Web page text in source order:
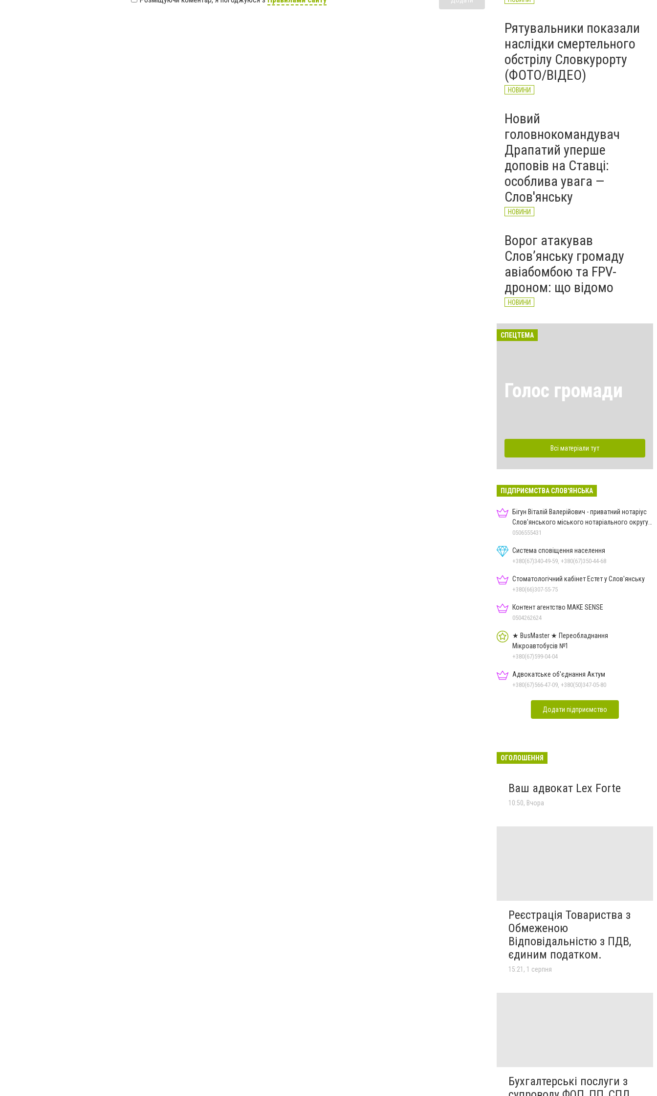
Рятувальники показали
наслідки смертельного
обстрілу Словкурорту
(ФОТО/ВІДЕО)
НОВИНИ
Новий
головнокомандувач
Драпатий уперше
доповів на Ставці:
особлива увага —
Слов'янську
НОВИНИ
Ворог атакував
Слов’янську громаду
авіабомбою та FPV-
дроном: що відомо
НОВИНИ
СПЕЦТЕМА
Голос громади
Всі матеріали тут
ПІДПРИЄМСТВА СЛОВ'ЯНСЬКА
Бігун Віталій Валерійович - приватний нотаріус
Слов'янського міського нотаріального округу
Дон.обл.
0506555431
Система сповіщення населення
+380(67)340-49-59, +380(67)350-44-68
Стоматологічний кабінет Естет у Слов'янську
+380(66)307-55-75
Контент агентство MAKE SENSE
0504262624
★ BusMaster ★ Переобладнання
Мікроавтобусів №1
+380(67)599-04-04
Адвокатське об'єднання Актум
+380(67)566-47-09, +380(50)347-05-80
Додати підприємство
ОГОЛОШЕННЯ
Ваш адвокат Lex Forte
10:50, Вчора
Реєстрація Товариства з
Обмеженою
Відповідальністю з ПДВ,
єдиним податком.
15:21, 1 серпня
Бухгалтерські послуги з